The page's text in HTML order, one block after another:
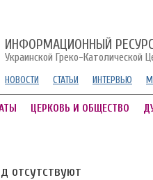
ИНФОРМАЦИОННЫЙ
Украинской Греко-Католической
НОВОСТИ СТАТЬИ ИНТЕРВЬЮ
ЦЕРКОВЬ И ОБЩЕСТВО
отсутствуют